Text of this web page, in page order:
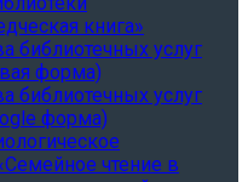
книга»
библиотечных услуг
форма)
библиотечных услуг
форма)
чтение в